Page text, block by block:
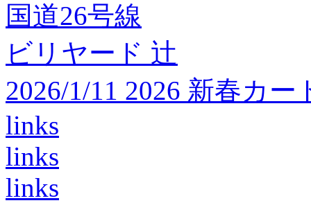
国道26号線
ビリヤード 辻
2026/1/11 2026 新春カ
links
links
links